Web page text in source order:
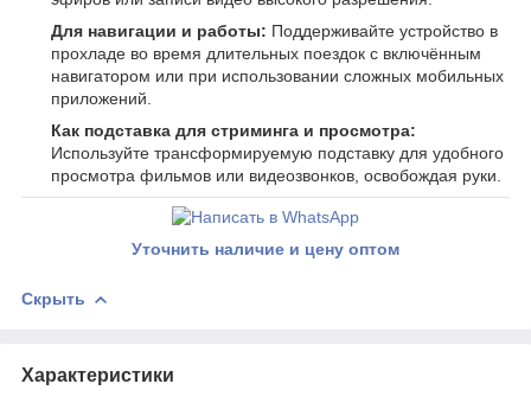
Для навигации и работы: Поддерживайте устройство в
прохладе во время длительных поездок с включённым
навигатором или при использовании сложных мобильных
приложений.
Как подставка для стриминга и просмотра:
Используйте трансформируемую подставку для удобного
просмотра фильмов или видеозвонков, освобождая руки.
Уточнить наличие и цену оптом
Скрыть
Характеристики